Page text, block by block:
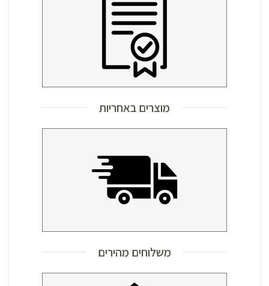
מוצרים באחריות
משלוחים מהירים